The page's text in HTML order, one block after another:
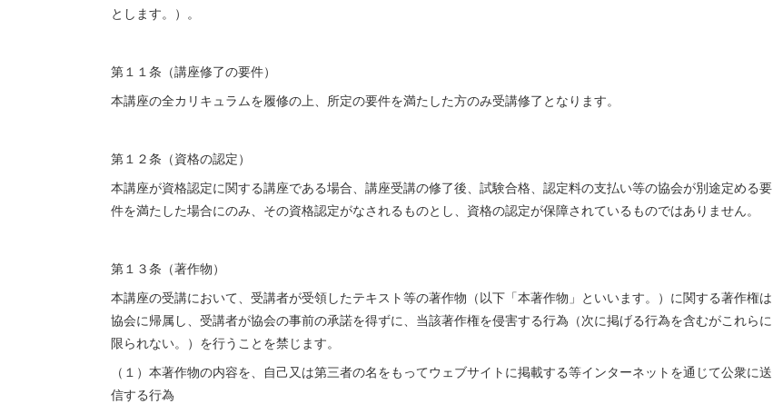
とします。）。
第１１条（講座修了の要件）
本講座の全カリキュラムを履修の上、所定の要件を満たした方のみ受講修了となります。
第１２条（資格の認定）
本講座が資格認定に関する講座である場合、講座受講の修了後、試験合格、認定料の支払い等の協会が別途定める要
件を満たした場合にのみ、その資格認定がなされるものとし、資格の認定が保障されているものではありません。
第１３条（著作物）
本講座の受講において、受講者が受領したテキスト等の著作物（以下「本著作物」といいます。）に関する著作権は
協会に帰属し、受講者が協会の事前の承諾を得ずに、当該著作権を侵害する行為（次に掲げる行為を含むがこれらに
限られない。）を行うことを禁じます。
（１）本著作物の内容を、自己又は第三者の名をもってウェブサイトに掲載する等インターネットを通じて公衆に送
信する行為